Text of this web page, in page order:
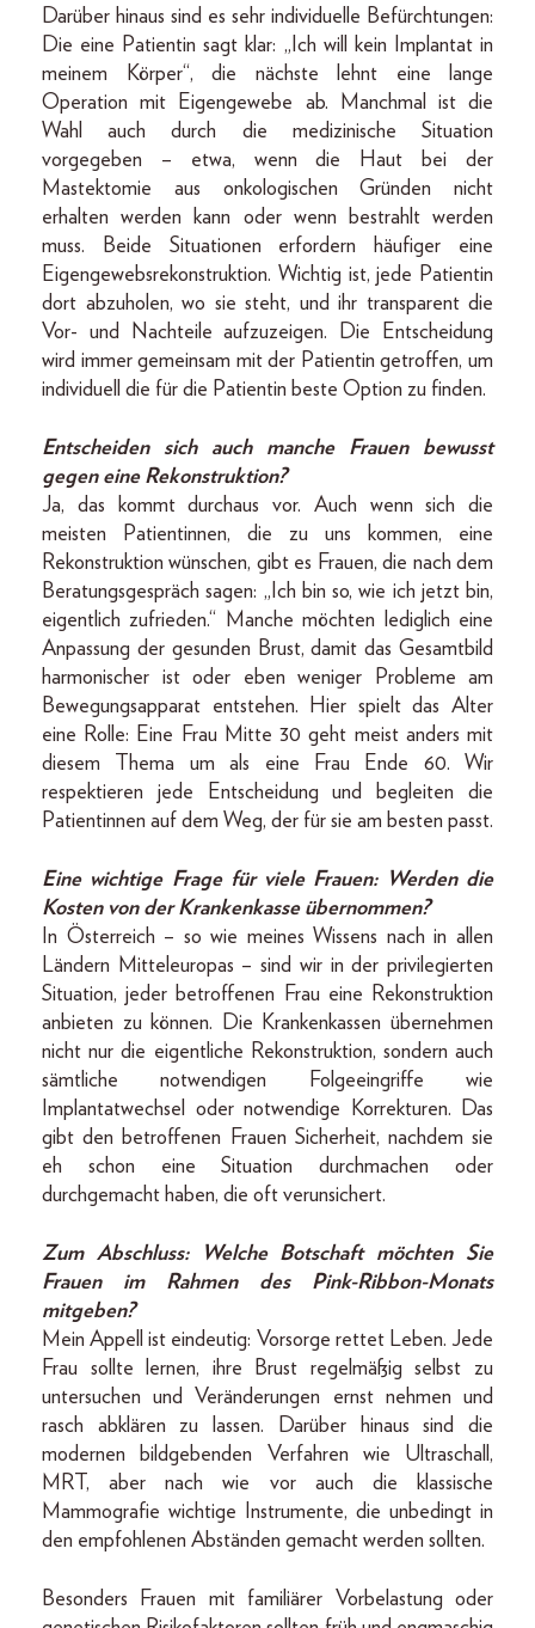
Darüber hinaus sind es sehr individuelle Befürchtungen:
Die eine Patientin sagt klar: „Ich will kein Implantat in
meinem Körper“, die nächste lehnt eine lange
Operation mit Eigengewebe ab. Manchmal ist die
Wahl auch durch die medizinische Situation
vorgegeben – etwa, wenn die Haut bei der
Mastektomie aus onkologischen Gründen nicht
erhalten werden kann oder wenn bestrahlt werden
muss. Beide Situationen erfordern häufiger eine
Eigengewebsrekonstruktion. Wichtig ist, jede Patientin
dort abzuholen, wo sie steht, und ihr transparent die
Vor- und Nachteile aufzuzeigen. Die Entscheidung
wird immer gemeinsam mit der Patientin getroffen, um
individuell die für die Patientin beste Option zu finden.
Entscheiden sich auch manche Frauen bewusst
gegen eine Rekonstruktion?
Ja, das kommt durchaus vor. Auch wenn sich die
meisten Patientinnen, die zu uns kommen, eine
Rekonstruktion wünschen, gibt es Frauen, die nach dem
Beratungsgespräch sagen: „Ich bin so, wie ich jetzt bin,
eigentlich zufrieden.“ Manche möchten lediglich eine
Anpassung der gesunden Brust, damit das Gesamtbild
harmonischer ist oder eben weniger Probleme am
Bewegungsapparat entstehen. Hier spielt das Alter
eine Rolle: Eine Frau Mitte 30 geht meist anders mit
diesem Thema um als eine Frau Ende 60. Wir
respektieren jede Entscheidung und begleiten die
Patientinnen auf dem Weg, der für sie am besten passt.
Eine wichtige Frage für viele Frauen: Werden die
Kosten von der Krankenkasse übernommen?
In Österreich – so wie meines Wissens nach in allen
Ländern Mitteleuropas – sind wir in der privilegierten
Situation, jeder betroffenen Frau eine Rekonstruktion
anbieten zu können. Die Krankenkassen übernehmen
nicht nur die eigentliche Rekonstruktion, sondern auch
sämtliche notwendigen Folgeeingriffe wie
Implantatwechsel oder notwendige Korrekturen. Das
gibt den betroffenen Frauen Sicherheit, nachdem sie
eh schon eine Situation durchmachen oder
durchgemacht haben, die oft verunsichert.
Zum Abschluss: Welche Botschaft möchten Sie
Frauen im Rahmen des Pink-Ribbon-Monats
mitgeben?
Mein Appell ist eindeutig: Vorsorge rettet Leben. Jede
Frau sollte lernen, ihre Brust regelmäßig selbst zu
untersuchen und Veränderungen ernst nehmen und
rasch abklären zu lassen. Darüber hinaus sind die
modernen bildgebenden Verfahren wie Ultraschall,
MRT, aber nach wie vor auch die klassische
Mammografie wichtige Instrumente, die unbedingt in
den empfohlenen Abständen gemacht werden sollten.
Besonders Frauen mit familiärer Vorbelastung oder